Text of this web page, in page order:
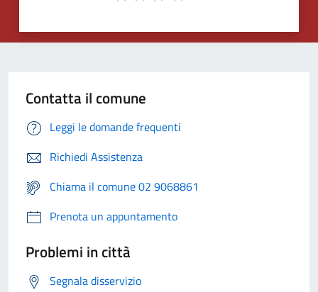
Contatta il comune
Leggi le domande frequenti
Richiedi Assistenza
Chiama il comune 02 9068861
Prenota un appuntamento
Problemi in città
Segnala disservizio